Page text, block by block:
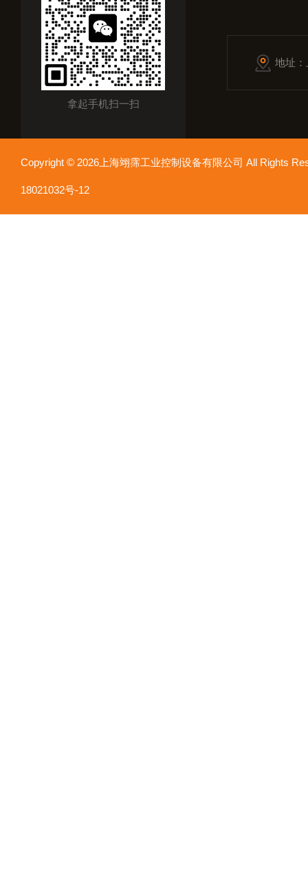
拿起手机扫一扫
地址
Copyright © 2026上海翊霈工业控制设备有限公司 All Rights
18021032号-12